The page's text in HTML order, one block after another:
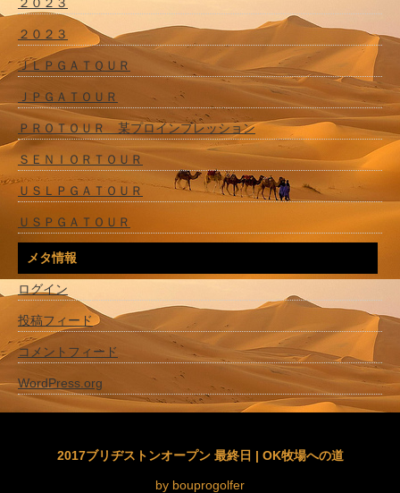
２０２３
２０２３
ＪＬＰＧＡＴＯＵＲ
ＪＰＧＡＴＯＵＲ
ＰＲＯＴＯＵＲ 某プロインプレッション
ＳＥＮＩＯＲＴＯＵＲ
ＵＳＬＰＧＡＴＯＵＲ
ＵＳＰＧＡＴＯＵＲ
メタ情報
ログイン
投稿フィード
コメントフィード
WordPress.org
2017ブリヂストンオープン 最終日 | OK牧場への道
by bouprogolfer